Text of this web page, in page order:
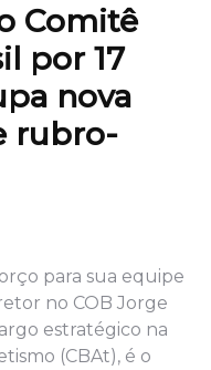
Comitê
por 17
nova
rubro-
para sua equipe
no COB Jorge
estratégico na
(CBAt), é o